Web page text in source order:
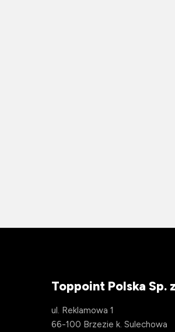
Toppoint Polska Sp.
ul. Reklamowa 1
66-100 Brzezie k. Sulechowa